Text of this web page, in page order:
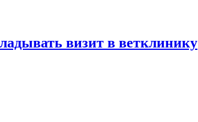
визит в ветклинику